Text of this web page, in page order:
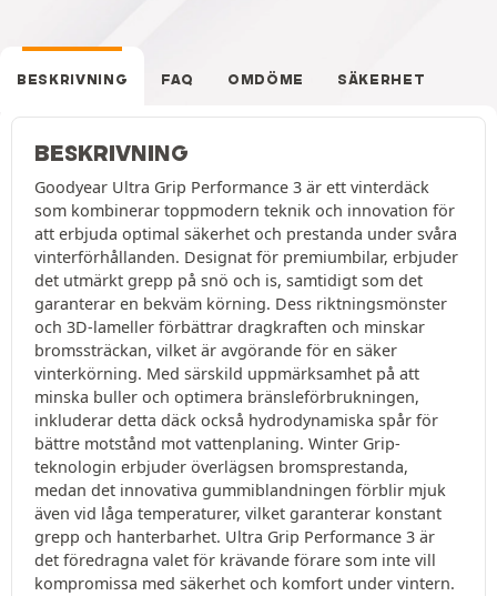
BESKRIVNING FAQ OMDÖME SÄKERHET
BESKRIVNING
Goodyear Ultra Grip Performance 3 är ett vinterdäck
som kombinerar toppmodern teknik och innovation för
att erbjuda optimal säkerhet och prestanda under svåra
vinterförhållanden. Designat för premiumbilar, erbjuder
det utmärkt grepp på snö och is, samtidigt som det
garanterar en bekväm körning. Dess riktningsmönster
och 3D-lameller förbättrar dragkraften och minskar
bromssträckan, vilket är avgörande för en säker
vinterkörning. Med särskild uppmärksamhet på att
minska buller och optimera bränsleförbrukningen,
inkluderar detta däck också hydrodynamiska spår för
bättre motstånd mot vattenplaning. Winter Grip-
teknologin erbjuder överlägsen bromsprestanda,
medan det innovativa gummiblandningen förblir mjuk
även vid låga temperaturer, vilket garanterar konstant
grepp och hanterbarhet. Ultra Grip Performance 3 är
det föredragna valet för krävande förare som inte vill
kompromissa med säkerhet och komfort under vintern.